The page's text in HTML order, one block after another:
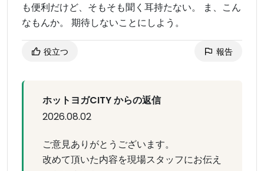
も便利だけど、そもそも聞く耳持たない。 ま、こん
なもんか。 期待しないことにしよう。
役立つ 報告
ホットヨガCITY からの返信
2026.08.02
ご意見ありがとうございます。
改めて頂いた内容を現場スタッフにお伝え